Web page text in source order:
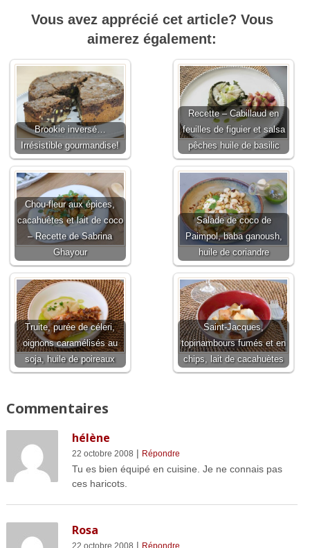
Vous avez apprécié cet article? Vous
aimerez également:
Brookie inversé…
Irrésistible gourmandise!
Recette – Cabillaud en
feuilles de figuier et salsa
pêches huile de basilic
Chou-fleur aux épices,
cacahuètes et lait de coco
– Recette de Sabrina
Ghayour
Salade de coco de
Paimpol, baba ganoush,
huile de coriandre
Truite, purée de céleri,
oignons caramélisés au
soja, huile de poireaux
Saint-Jacques,
topinambours fumés et en
chips, lait de cacahuètes
Commentaires
hélène
22 octobre 2008 | Répondre
Tu es bien équipé en cuisine. Je ne connais pas
ces haricots.
Rosa
22 octobre 2008 | Répondre